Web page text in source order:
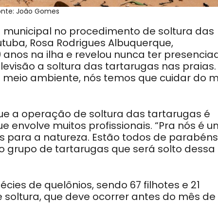
João Gomes
no procedimento de soltura das
Rosa Rodrigues Albuquerque,
na ilha e revelou nunca ter
a soltura das tartarugas nas praias.
ambiente, nós temos que cuidar do
a operação de soltura das tartarugas é
muitos profissionais. “Pra nós é
a natureza. Estão todos de
grupo de tartarugas que será solto dessa
de quelônios, sendo 67 filhotes e 21
que deve ocorrer antes do mês de